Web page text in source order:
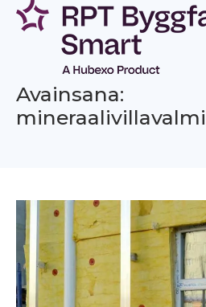
Siirry
sisältöön
Avainsana: